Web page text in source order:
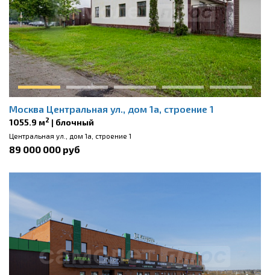
Москва Центральная ул., дом 1а, строение 1
1055.9 м2 | блочный
Центральная ул., дом 1а, строение 1
89 000 000 руб